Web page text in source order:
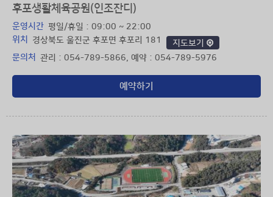
후포생활체육공원(인조잔디)
운영시간 평일/휴일 : 09:00 ~ 22:00
위치
경상북도 울진군 후포면 후포리 181
지도보기
문의처
관리 : 054-789-5866, 예약 : 054-789-5976
예약하기